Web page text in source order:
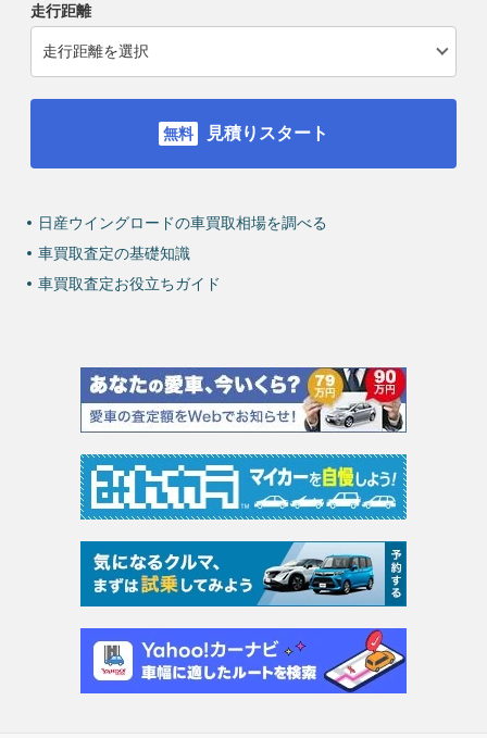
走行距離
見積りスタート
日産ウイングロードの車買取相場を調べる
車買取査定の基礎知識
車買取査定お役立ちガイド